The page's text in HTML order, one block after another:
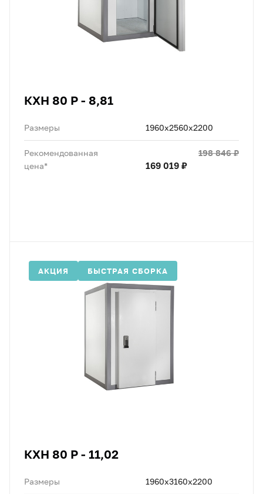
КХН 80 Р - 8,81
Размеры 1960x2560x2200
Рекомендованная
цена*
198 846 ₽
169 019 ₽
АКЦИЯ БЫСТРАЯ СБОРКА
КХН 80 Р - 11,02
Размеры 1960х3160х2200